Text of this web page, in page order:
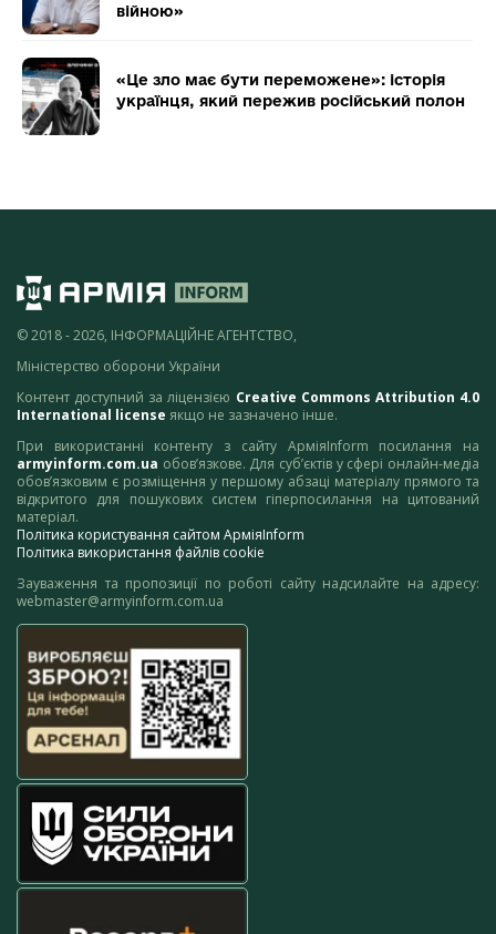
війною»
«Це зло має бути переможене»: історія
українця, який пережив російський полон
© 2018 - 2026, ІНФОРМАЦІЙНЕ АГЕНТСТВО,
Міністерство оборони України
Контент доступний за ліцензією Creative Commons Attribution 4.0
International license якщо не зазначено інше.
При використанні контенту з сайту АрміяInform посилання на
armyinform.com.ua обов’язкове. Для суб’єктів у сфері онлайн-медіа
обов’язковим є розміщення у першому абзаці матеріалу прямого та
відкритого для пошукових систем гіперпосилання на цитований
матеріал.
Політика користування сайтом АрміяInform
Політика використання файлів cookie
Зауваження та пропозиції по роботі сайту надсилайте на адресу:
webmaster@armyinform.com.ua